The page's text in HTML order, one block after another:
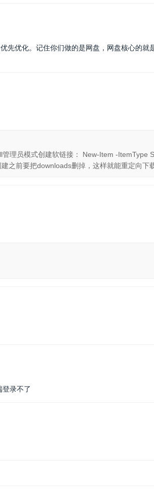
先优化。记住你们做的是网盘，网盘核心的就
理员模式创建软链接： New-Item -ItemType
之前要把downloads删掉，这样就能重定向下
录不了